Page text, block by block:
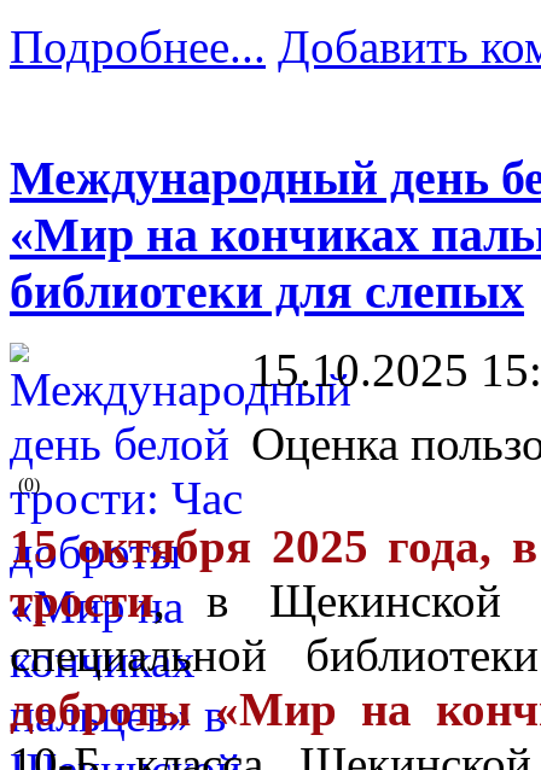
Подробнее... Добавить
Международный день
«Мир на кончиках
библиотеки для слепых
15.10.2025
Оценка
(0)
15 октября 2025 года,
трости, в Щекинской
специальной
доброты «Мир на